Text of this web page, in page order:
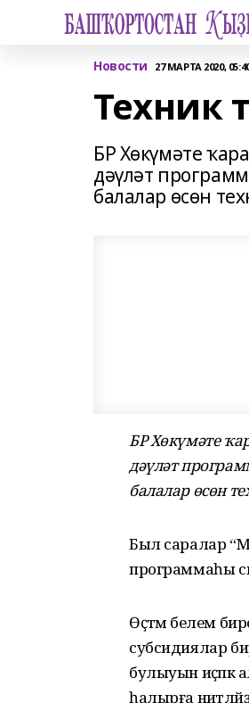
Новости 27 МАРТА 2020,
Техник
БР Хөкүмәте
дәүләт
балалар өсөн
БР Хөкүмәте
дәүләт
балалар өсөн
Был саралар
программаһы
Өҫтәмә белем
субсидиялар
булыуын иҫәпкә
һалырға